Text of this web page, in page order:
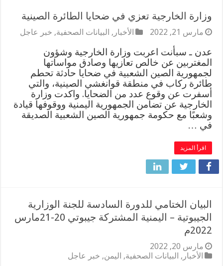
وزارة الخارجية تعزي في ضحايا الطائرة الصينية
مارس 21, 2022 الأخبار , البيانات الصحفية, خبر عاجل
عدن ـ سبأنت اعربت وزارة الخارجية وشؤون
المغتربين عن خالص تعازيها وصادق مواساتها
لجمهورية الصين الشعبية في ضحايا حادثة تحطم
طائرة ركاب في منطقة قوانغشي الصينية، والتي
أسفرت عن وقوع عدد من الضحايا. واكدت وزارة
الخارجية عن تضامن الجمهورية اليمنية ووقوفها قيادة
وشعبًا مع حكومة جمهورية الصين الشعبية الصديقة
في …
اقرأ المزيد
البيان الختامي للدورة السادسة للجنة الوزارية
الجيبوتية – اليمنية المشتركة جيبوتي 20-21مارس
2022م
مارس 20, 2022
الأخبار , البيانات الصحفية, اليمن, خبر عاجل